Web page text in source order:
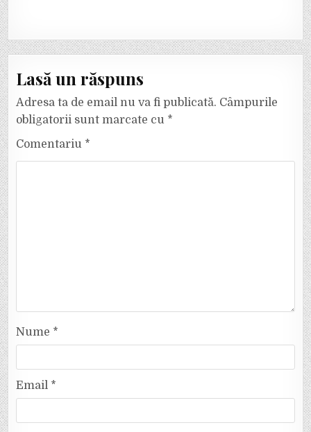
Lasă un răspuns
Adresa ta de email nu va fi publicată. Câmpurile
obligatorii sunt marcate cu *
Comentariu *
Nume *
Email *